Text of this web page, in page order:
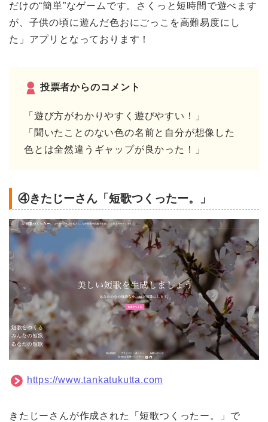
だけの“簡単”なゲームです。さくっと短時間で遊べます
が、子供の頃に遊んだ色おにごっこを高難易度にし
た」アプリとなっております！
投票者からのコメント
「遊び方がわかりやすく遊びやすい！」
「聞いたことのない色の名前と自分が想像した
色とは全然違うギャップが良かった！」
④きたじーさん「短歌つくったー。」
https://www.tankatukutta.com
きたじーさんが作成された「短歌つくったー。」で